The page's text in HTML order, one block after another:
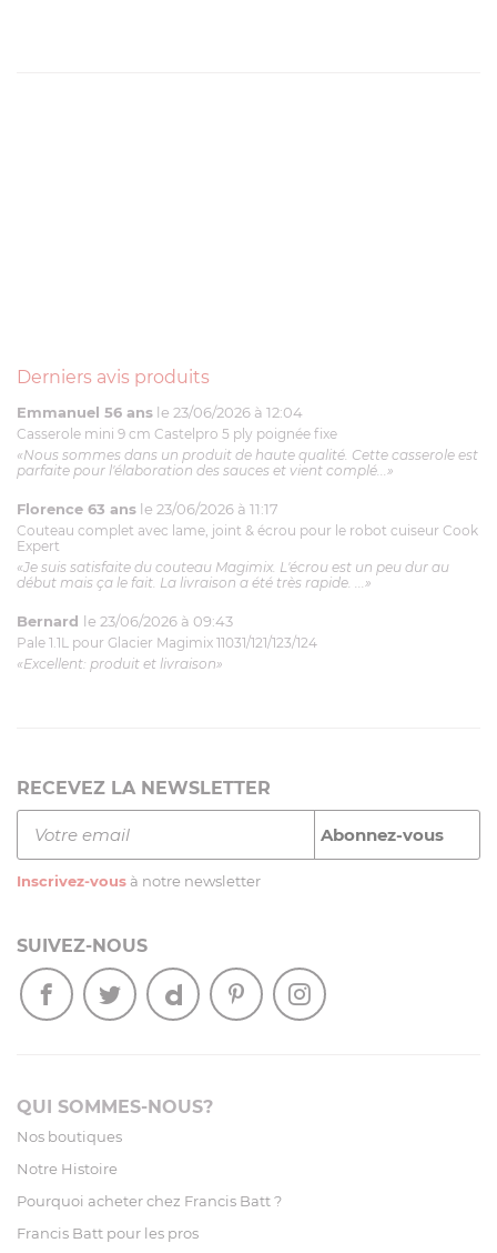
Derniers avis produits
Emmanuel 56 ans le 23/06/2026 à 12:04
Casserole mini 9 cm Castelpro 5 ply poignée fixe
«Nous sommes dans un produit de haute qualité. Cette casserole est
parfaite pour l'élaboration des sauces et vient complé...»
Florence 63 ans le 23/06/2026 à 11:17
Couteau complet avec lame, joint & écrou pour le robot cuiseur Cook
Expert
«Je suis satisfaite du couteau Magimix. L'écrou est un peu dur au
début mais ça le fait. La livraison a été très rapide. ...»
Bernard le 23/06/2026 à 09:43
Pale 1.1L pour Glacier Magimix 11031/121/123/124
«Excellent: produit et livraison»
RECEVEZ LA NEWSLETTER
Inscrivez-vous à notre newsletter
SUIVEZ-NOUS
QUI SOMMES-NOUS?
Nos boutiques
Notre Histoire
Pourquoi acheter chez Francis Batt ?
Francis Batt pour les pros